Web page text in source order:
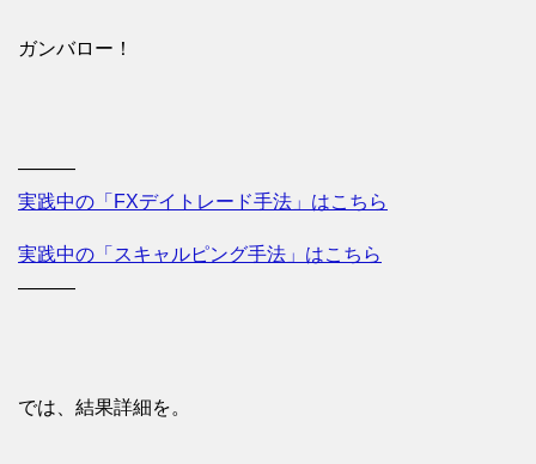
ガンバロー！
———
実践中の「FXデイトレード手法」はこちら
実践中の「スキャルピング手法」はこちら
———
では、結果詳細を。